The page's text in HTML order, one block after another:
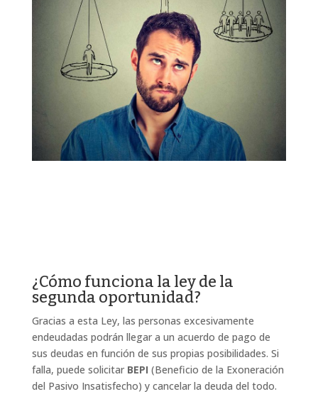
¿Cómo funciona la ley de la
segunda oportunidad?
Gracias a esta Ley, las personas excesivamente
endeudadas podrán llegar a un acuerdo de pago de
sus deudas en función de sus propias posibilidades. Si
falla, puede solicitar BEPI (Beneficio de la Exoneración
del Pasivo Insatisfecho) y cancelar la deuda del todo.